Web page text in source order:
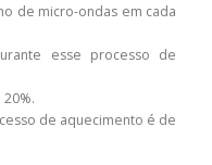
de micro-ondas em cada
esse processo de
de aquecimento é de